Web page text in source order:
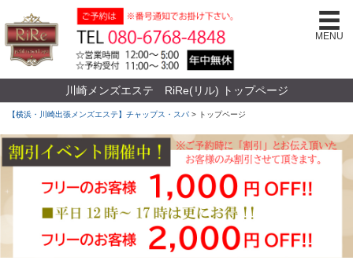
川崎メンズエステ RiRe(リル) トップページ
MENU
【横浜・川崎出張メンズエステ】チャップス・スパ > トップページ